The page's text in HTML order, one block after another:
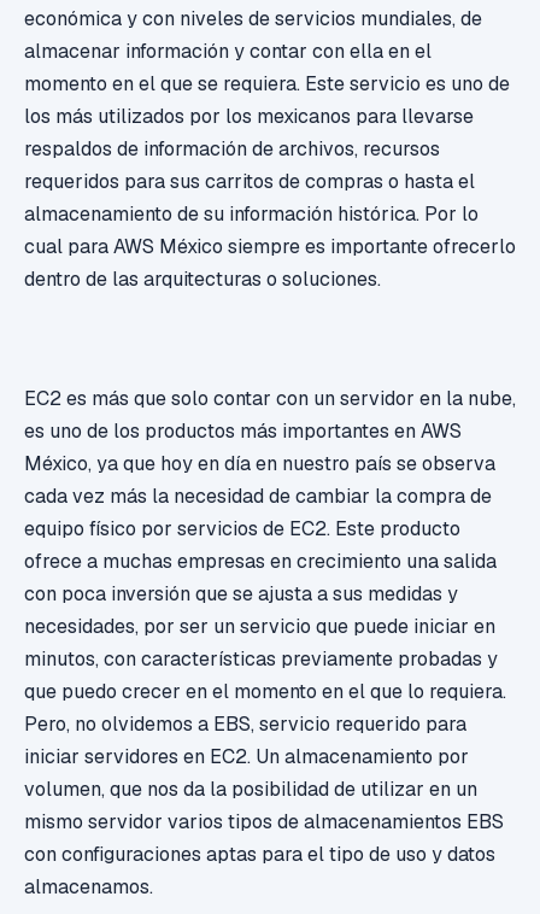
económica y con niveles de servicios mundiales, de
almacenar información y contar con ella en el
momento en el que se requiera. Este servicio es uno de
los más utilizados por los mexicanos para llevarse
respaldos de información de archivos, recursos
requeridos para sus carritos de compras o hasta el
almacenamiento de su información histórica. Por lo
cual para AWS México siempre es importante ofrecerlo
dentro de las arquitecturas o soluciones.
EC2 es más que solo contar con un servidor en la nube,
es uno de los productos más importantes en AWS
México, ya que hoy en día en nuestro país se observa
cada vez más la necesidad de cambiar la compra de
equipo físico por servicios de EC2. Este producto
ofrece a muchas empresas en crecimiento una salida
con poca inversión que se ajusta a sus medidas y
necesidades, por ser un servicio que puede iniciar en
minutos, con características previamente probadas y
que puedo crecer en el momento en el que lo requiera.
Pero, no olvidemos a EBS, servicio requerido para
iniciar servidores en EC2. Un almacenamiento por
volumen, que nos da la posibilidad de utilizar en un
mismo servidor varios tipos de almacenamientos EBS
con configuraciones aptas para el tipo de uso y datos
almacenamos.